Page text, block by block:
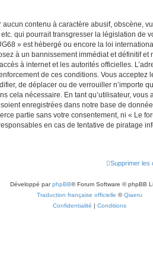
contenu à caractère abusif, obscène,
qui pourrait transgresser la législation de
» est hébergé ou encore la loi
à un bannissement immédiat et définitif et
à internet et les autorités officielles.
de ces conditions. Vous acceptez
de déplacer ou de verrouiller n’importe
cela nécessaire. En tant qu’utilisateur,
enregistrées dans notre base de
partie sans votre consentement, ni « Le
en cas de tentative de piratage
Supprimer les
Développé parphpBB® Forum Software © phpBB
Traduction française officielle ©Qiaeru
Confidentialité | Conditions